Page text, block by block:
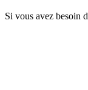
Si vous avez besoin